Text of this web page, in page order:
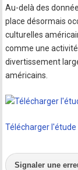
Au-delà des
place désormais
culturelles
comme une
divertissement
américains.
Télécharger
Signaler une